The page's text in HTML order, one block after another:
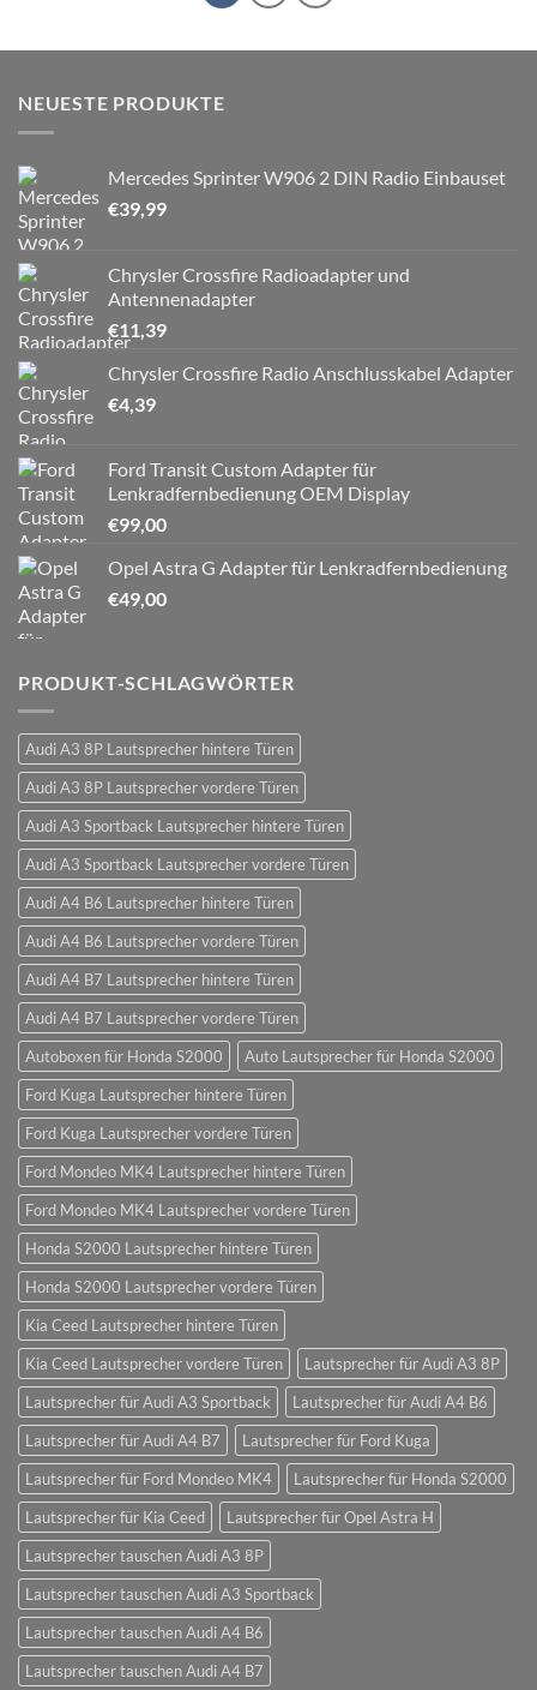
NEUESTE PRODUKTE
Mercedes Sprinter W906 2 DIN Radio Einbauset
€39,99
Chrysler Crossfire Radioadapter und
Antennenadapter
€11,39
Chrysler Crossfire Radio Anschlusskabel Adapter
€4,39
Ford Transit Custom Adapter für
Lenkradfernbedienung OEM Display
€99,00
Opel Astra G Adapter für Lenkradfernbedienung
€49,00
PRODUKT-SCHLAGWÖRTER
Audi A3 8P Lautsprecher hintere Türen
Audi A3 8P Lautsprecher vordere Türen
Audi A3 Sportback Lautsprecher hintere Türen
Audi A3 Sportback Lautsprecher vordere Türen
Audi A4 B6 Lautsprecher hintere Türen
Audi A4 B6 Lautsprecher vordere Türen
Audi A4 B7 Lautsprecher hintere Türen
Audi A4 B7 Lautsprecher vordere Türen
Autoboxen für Honda S2000
Auto Lautsprecher für Honda S2000
Ford Kuga Lautsprecher hintere Türen
Ford Kuga Lautsprecher vordere Türen
Ford Mondeo MK4 Lautsprecher hintere Türen
Ford Mondeo MK4 Lautsprecher vordere Türen
Honda S2000 Lautsprecher hintere Türen
Honda S2000 Lautsprecher vordere Türen
Kia Ceed Lautsprecher hintere Türen
Kia Ceed Lautsprecher vordere Türen
Lautsprecher für Audi A3 8P
Lautsprecher für Audi A3 Sportback
Lautsprecher für Audi A4 B6
Lautsprecher für Audi A4 B7
Lautsprecher für Ford Kuga
Lautsprecher für Ford Mondeo MK4
Lautsprecher für Honda S2000
Lautsprecher für Kia Ceed
Lautsprecher für Opel Astra H
Lautsprecher tauschen Audi A3 8P
Lautsprecher tauschen Audi A3 Sportback
Lautsprecher tauschen Audi A4 B6
Lautsprecher tauschen Audi A4 B7